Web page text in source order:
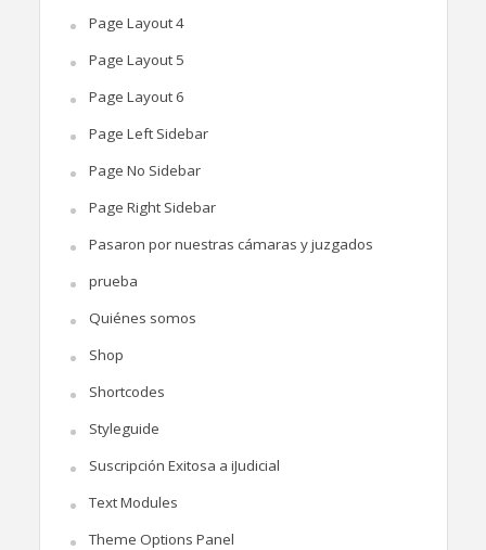
Page Layout 4
Page Layout 5
Page Layout 6
Page Left Sidebar
Page No Sidebar
Page Right Sidebar
Pasaron por nuestras cámaras y juzgados
prueba
Quiénes somos
Shop
Shortcodes
Styleguide
Suscripción Exitosa a iJudicial
Text Modules
Theme Options Panel